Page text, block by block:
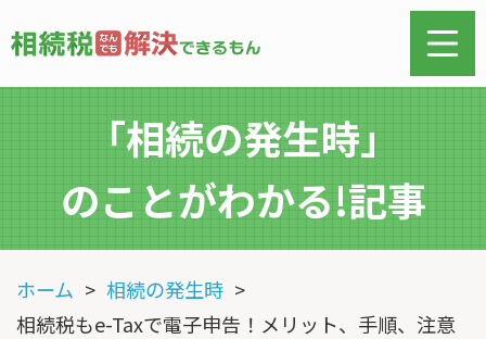
「相続の発生時」
のことがわかる!記事
ホーム
相続の発生時
相続税もe-Taxで電子申告！メリット、手順、注意